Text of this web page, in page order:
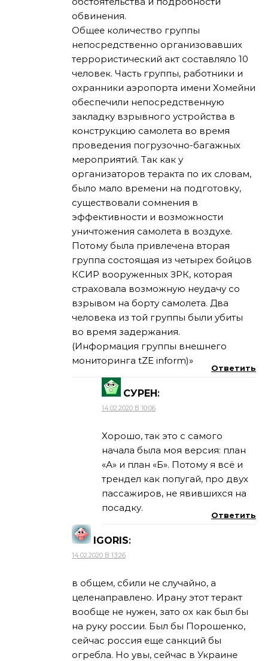
обвинения.
Общее количество группы
непосредственно организовавших
террористический акт составляло 10
человек. Часть группы, работники и
охранники аэропорта имени Хомейни
обеспечили непосредственную
закладку взрывного устройства в
конструкцию самолета во время
проведения погрузочно-багажных
мероприятий. Так как у
организаторов теракта по их словам,
было мало времени на подготовку,
существовали сомнения в
эффективности и возможности
уничтожения самолета в воздухе.
Потому была привлечена вторая
группа состоящая из четырех бойцов
КСИР вооруженных ЗРК, которая
страховала возможную неудачу со
взрывом на борту самолета. Два
человека из той группы были убиты
во время задержания.
(Информация группы внешнего
мониторинга tZE inform)»
Ответить
СУРЕН:
14.02.2020 В 10:06
Хорошо, так это с самого
начала была моя версия: план
«А» и план «Б». Потому я всё и
трендел как попугай, про двух
пассажиров, не явившихся на
посадку.
Ответить
IGORIS:
14.02.2020 В 13:26
в общем, сбили не случайно, а
целенаправлено. Ирану этот теракт
вообще не нужен, зато ох как был бы
на руку россии. Был бы Порошенко,
сейчас россия еще санкций бы
огребла. Но увы, сейчас в Украине